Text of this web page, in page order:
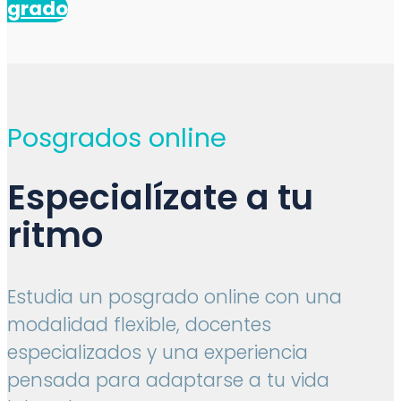
grado
Posgrados online
Especialízate a tu
ritmo
Estudia un posgrado online con una
modalidad flexible, docentes
especializados y una experiencia
pensada para adaptarse a tu vida